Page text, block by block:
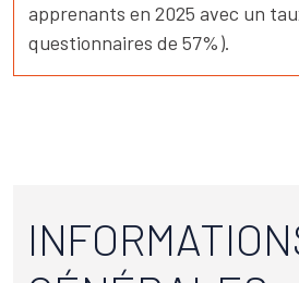
apprenants en 2025 avec un
questionnaires de 57%).